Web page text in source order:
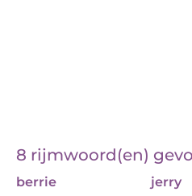
8 rijmwoord(en)
berrie
jerry